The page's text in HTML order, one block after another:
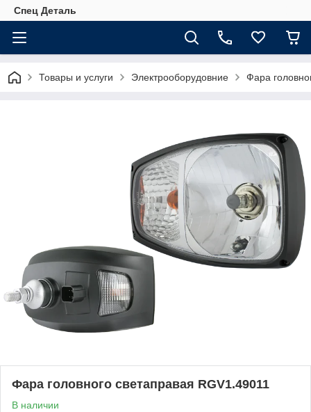
Спец Деталь
Товары и услуги Электрооборудовние Фара
Фара головного светаправая RGV1.49011
В наличии